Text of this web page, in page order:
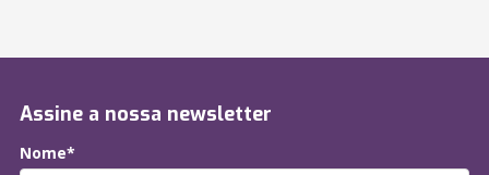
Assine a nossa newsletter
Nome*